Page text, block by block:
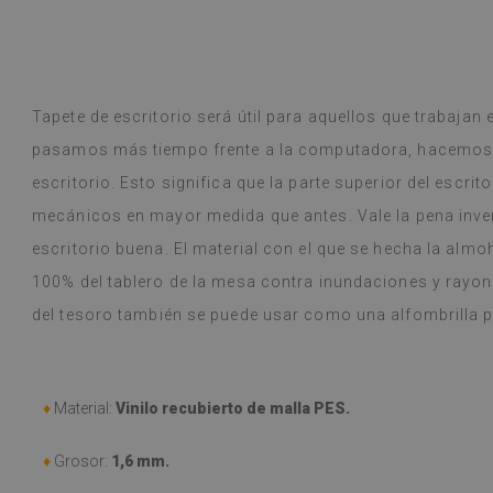
Tapete de escritorio será útil para aquellos que trabajan
pasamos más tiempo frente a la computadora,
escritorio. Esto significa que la parte superior del
mecánicos en mayor medida que antes. Vale la pena
escritorio buena. El material con el que se hecha la
100% del tablero de la mesa contra inundaciones y
del tesoro también se puede usar como una alfombrilla
♦ Material: Vinilo recubierto de malla PES.
♦ Grosor: 1,6 mm.
estaba bien
resultado es
me sorprende
hacer tan buen
y, a pesar de
(durante las
problema. Se
húmedo si se
recomiendo.
hace 1 año